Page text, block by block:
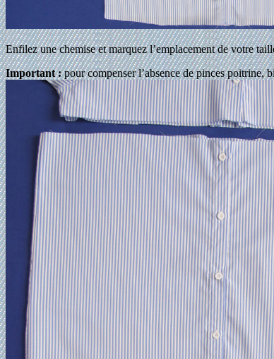
Enfilez une chemise et marquez l’emplacement de votre
Important :pour compenser l’absence de pinces poitrine,